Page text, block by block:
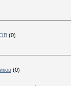
(0)
(0)